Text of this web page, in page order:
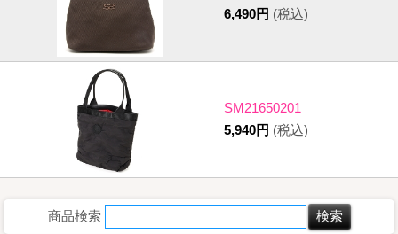
6,490円 (税込)
SM21650201
5,940円 (税込)
商品検索